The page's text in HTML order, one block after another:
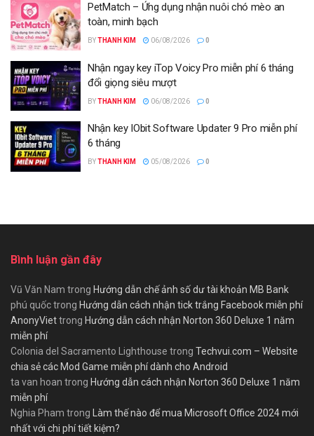
PetMatch – Ứng dụng nhận nuôi chó mèo an
toàn, minh bạch
BYTHANH KIM 06/08/2026 0
Nhận ngay key iTop Voicy Pro miễn phí 6 tháng
đổi giọng siêu mượt
BYTHANH KIM 06/08/2026 0
Nhận key IObit Software Updater 9 Pro miễn phí
6 tháng
BYTHANH KIM 05/08/2026 0
Bình luận gần đây
Vũ Văn Nam trong Hướng dẫn chế ảnh số dư tài khoản MB Bank
phú quốctrong Hướng dẫn cách nhận tick trắng Facebook miễn phí
AnonyViettrong Hướng dẫn cách nhận Norton 360 Deluxe 1 năm
miễn phí
Colonia del Sacramento Lighthouse trong Techvui.com – Website
chia sẻ các Mod Game miễn phí dành cho Android
ta van hoan trong Hướng dẫn cách nhận Norton 360 Deluxe 1 năm
miễn phí
Nghia Pham trong
Làm thế nào để mua Microsoft Office 2024 mới
nhất với chi phí tiết kiệm?